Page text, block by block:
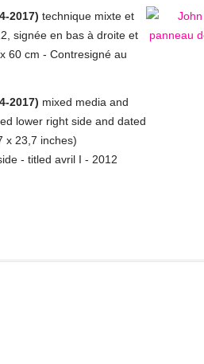
2017) technique mixte et
signée en bas à droite et
60 cm - Contresigné au
2017) mixed media and
lower right side and dated
x 23,7 inches)
- titled avril I - 2012